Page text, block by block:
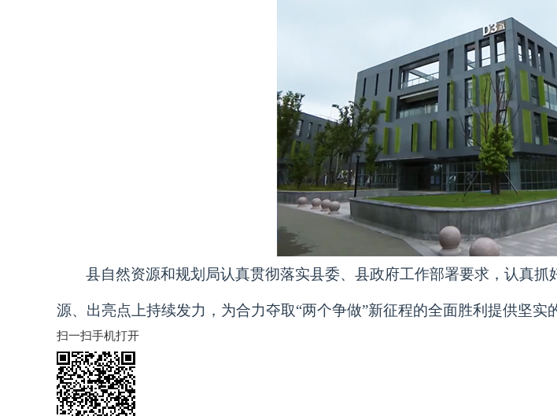
县自然资源和规划局认真贯彻落实县委、县政府工作部署要求，认真
源、出亮点上持续发力，为合力夺取“两个争做”新征程的全面胜利提供坚实
扫一扫手机打开